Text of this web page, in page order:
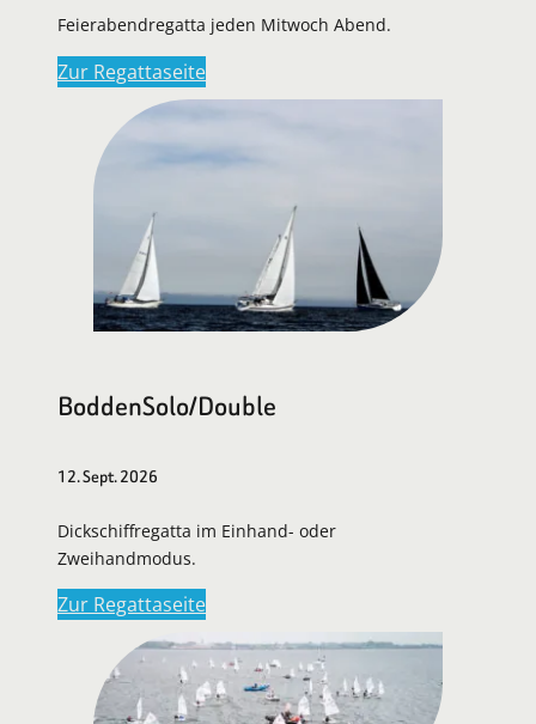
Feierabendregatta jeden Mitwoch Abend.
Zur Regattaseite
BoddenSolo/Double
12. Sept. 2026
Dickschiffregatta im Einhand- oder
Zweihandmodus.
Zur Regattaseite